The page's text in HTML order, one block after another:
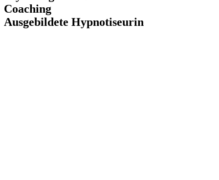
Coaching
Ausgebildete​ ​Hypnotiseurin